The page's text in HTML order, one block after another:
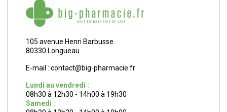
105 avenue Henri Barbusse
80330 Longueau
E-mail : contact@big-pharmacie.fr
Lundi au vendredi :
08h30 à 12h30 - 14h00 à 19h30
Samedi :